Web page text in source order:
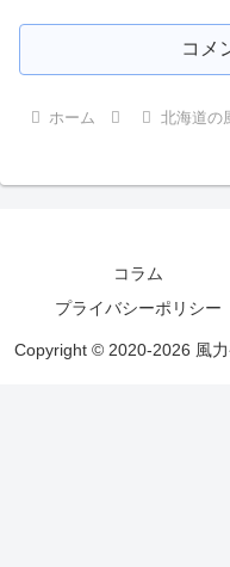
コメ
ホーム 北海道の
コラム
プライバシーポリシー
Copyright © 2020-2026 風